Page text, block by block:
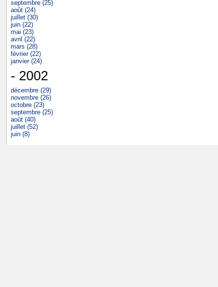
septembre (25)
août (24)
juillet (30)
juin (22)
mai (23)
avril (22)
mars (28)
février (22)
janvier (24)
- 2002
décembre (29)
novembre (26)
octobre (23)
septembre (25)
août (40)
juillet (52)
juin (8)